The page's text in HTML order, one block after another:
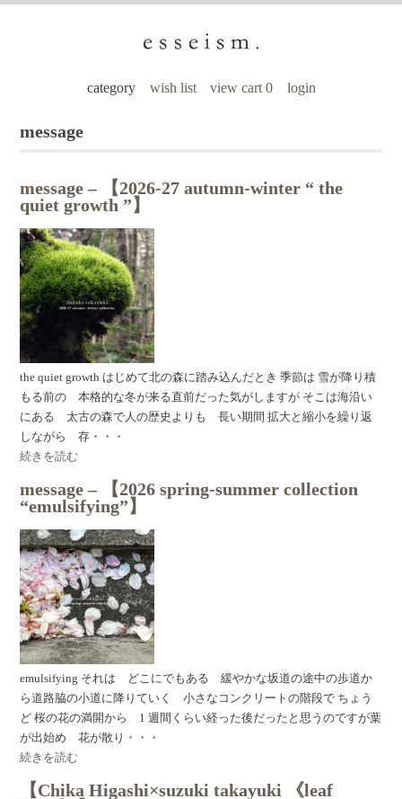
category wish list view cart 0 login
message
message – 【2026-27 autumn-winter “ the
quiet growth ”】
the quiet growth はじめて北の森に踏み込んだとき 季節は 雪が降り積
もる前の 本格的な冬が来る直前だった気がしますが そこは海沿い
にある 太古の森で人の歴史よりも 長い期間 拡大と縮小を繰り返
しながら 存・・・
続きを読む
message – 【2026 spring-summer collection
“emulsifying”】
emulsifying それは どこにでもある 緩やかな坂道の途中の歩道か
ら道路脇の小道に降りていく 小さなコンクリートの階段で ちょう
ど 桜の花の満開から 1 週間くらい経った後だったと思うのですが葉
が出始め 花が散り・・・
続きを読む
【Chika Higashi×suzuki takayuki 《leaf